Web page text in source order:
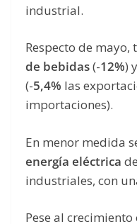
industrial.
Respecto de mayo,
de bebidas(-12%)
(-5,4% las
importaciones).
En menor medida
energía eléctrica
industriales, con
Pese al